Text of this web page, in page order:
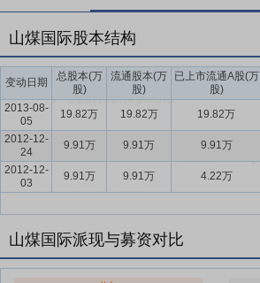
山煤国际股本结构
变动日期
总股本(万
股)
流通股本(万
股)
已上市流通A股(万
股)
2013-08-
05
19.82万 19.82万 19.82万
2012-12-
24
9.91万 9.91万 9.91万
2012-12-
03
9.91万 9.91万 4.22万
山煤国际派现与募资对比